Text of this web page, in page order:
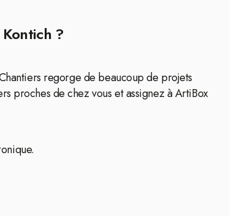
?
regorge de beaucoup de projets
proches de chez vous et assignez à ArtiBox